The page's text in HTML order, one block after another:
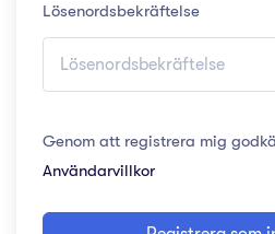
Lösenordsbekräftelse
Genom att registrera mig
Användarvillkor